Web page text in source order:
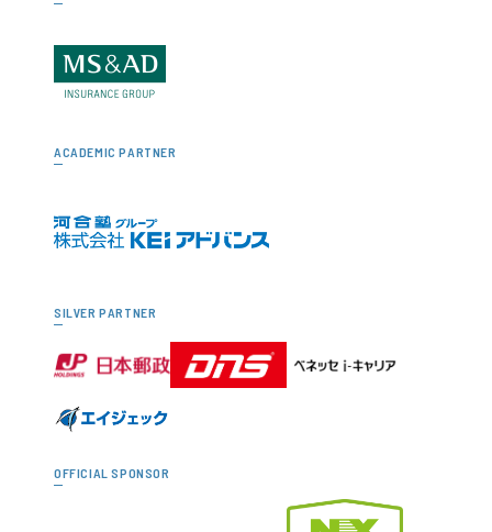
ACADEMIC PARTNER
SILVER PARTNER
OFFICIAL SPONSOR